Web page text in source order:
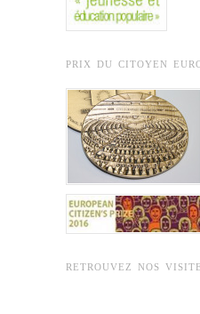
PRIX DU CITOYEN
RETROUVEZ NOS